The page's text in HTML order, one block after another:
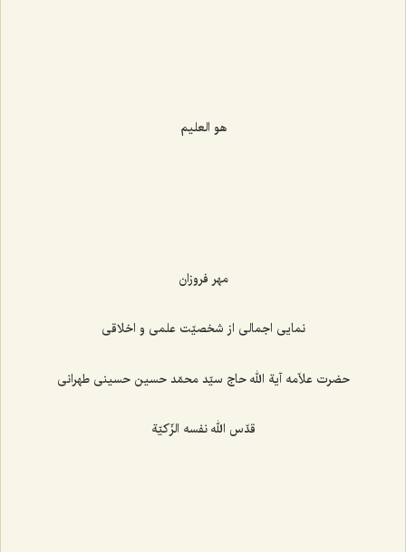
هو العلیم
مهر فروزان
نمایی اجمالی از شخصیّت علمی و اخلاقی
حضرت علاّمه آیة الله حاج سیّد محمّد حسین حسینی طهرانی
قدّس الله نفسه الزّکیّة